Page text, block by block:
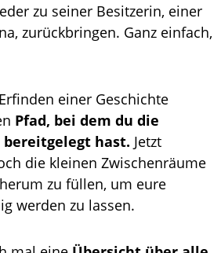
zu seiner Besitzerin, einer
zurückbringen. Ganz einfach,
einer Geschichte
Pfad, bei dem du die
hast. Jetzt
die kleinen Zwischenräume
zu füllen, um eure
werden zu lassen.